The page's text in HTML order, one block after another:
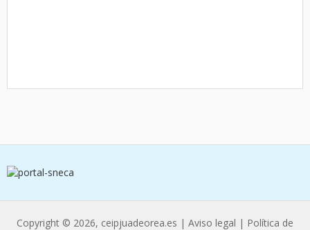
Copyright © 2026, ceipjuadeorea.es | Aviso legal | Política de